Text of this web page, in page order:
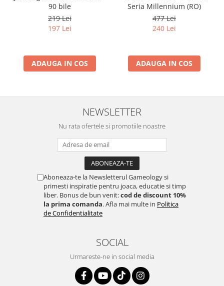
90 bile
219 Lei
197 Lei
ADAUGA IN COS
Seria Millennium (RO)
477 Lei
240 Lei
ADAUGA IN COS
NEWSLETTER
Nu rata ofertele si promotiile noastre
Aboneaza-te la Newsletterul Gameology si
primesti inspiratie pentru joaca, educatie si timp
liber. Bonus de bun venit:cod de discount 10%
la prima comanda. Afla mai multe in Politica
de Confidentialitate
SOCIAL
Urmareste-ne in social media